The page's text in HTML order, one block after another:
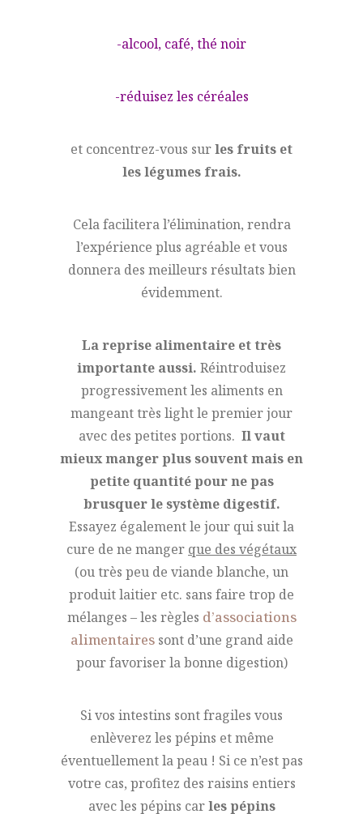
-alcool, café, thé noir
-réduisez les céréales
et concentrez-vous surles fruits et
les légumes frais.
Cela facilitera l’élimination, rendra
l’expérience plus agréable et vous
donnera des meilleurs résultats bien
évidemment.
La reprise alimentaire et très
importante aussi. Réintroduisez
progressivement les aliments en
mangeant très light le premier jour
avec des petites portions. Il vaut
mieux manger plus souvent mais en
petite quantité pour ne pas
brusquer le système digestif.
Essayez également le jour qui suit la
cure de ne manger que des végétaux
(ou très peu de viande blanche, un
produit laitier etc. sans faire trop de
mélanges – les règles d’associations
alimentairessont d’une grand aide
pour favoriser la bonne digestion)
Si vos intestins sont fragiles vous
enlèverez les pépins et même
éventuellement la peau ! Si ce n’est pas
votre cas, profitez des raisins entiers
avec les pépins carles pépins